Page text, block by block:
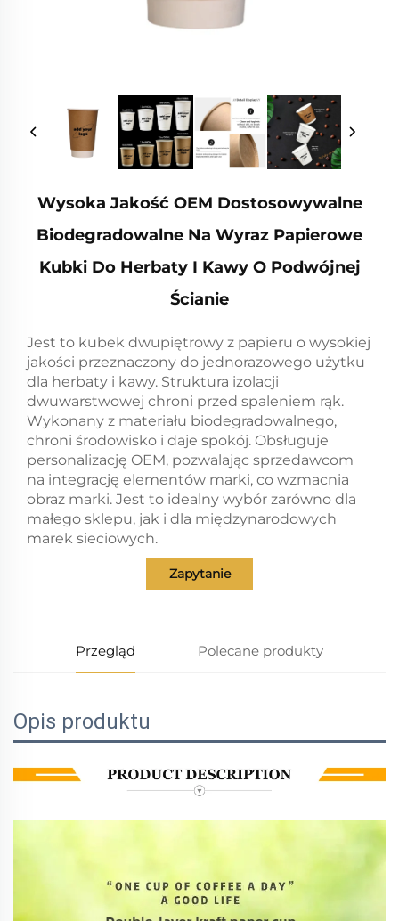
Wysoka Jakość OEM Dostosowywalne
Biodegradowalne Na Wyraz Papierowe
Kubki Do Herbaty I Kawy O Podwójnej
Ścianie
Jest to kubek dwupiętrowy z papieru o wysokiej
jakości przeznaczony do jednorazowego użytku
dla herbaty i kawy. Struktura izolacji
dwuwarstwowej chroni przed spaleniem rąk.
Wykonany z materiału biodegradowalnego,
chroni środowisko i daje spokój. Obsługuje
personalizację OEM, pozwalając sprzedawcom
na integrację elementów marki, co wzmacnia
obraz marki. Jest to idealny wybór zarówno dla
małego sklepu, jak i dla międzynarodowych
marek sieciowych.
Zapytanie
Przegląd Polecane produkty
Opis produktu